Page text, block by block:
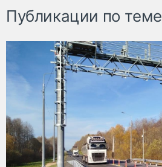
Публикации по теме